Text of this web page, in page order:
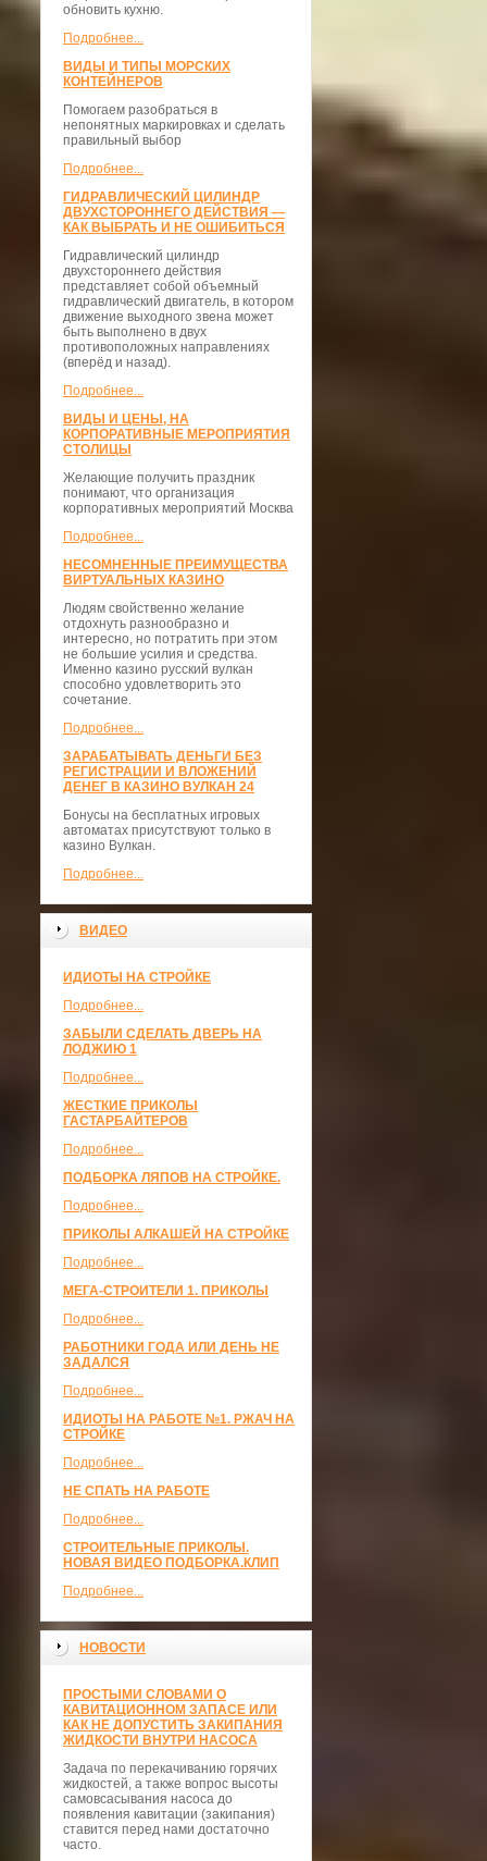
обновить кухню.
Подробнее...
ВИДЫ И ТИПЫ МОРСКИХ
КОНТЕЙНЕРОВ
Помогаем разобраться в
непонятных маркировках и сделать
правильный выбор
Подробнее...
ГИДРАВЛИЧЕСКИЙ ЦИЛИНДР
ДВУХСТОРОННЕГО ДЕЙСТВИЯ —
КАК ВЫБРАТЬ И НЕ ОШИБИТЬСЯ
Гидравлический цилиндр
двухстороннего действия
представляет собой объемный
гидравлический двигатель, в котором
движение выходного звена может
быть выполнено в двух
противоположных направлениях
(вперёд и назад).
Подробнее...
ВИДЫ И ЦЕНЫ, НА
КОРПОРАТИВНЫЕ МЕРОПРИЯТИЯ
СТОЛИЦЫ
Желающие получить праздник
понимают, что организация
корпоративных мероприятий Москва
Подробнее...
НЕСОМНЕННЫЕ ПРЕИМУЩЕСТВА
ВИРТУАЛЬНЫХ КАЗИНО
Людям свойственно желание
отдохнуть разнообразно и
интересно, но потратить при этом
не большие усилия и средства.
Именно казино русский вулкан
способно удовлетворить это
сочетание.
Подробнее...
ЗАРАБАТЫВАТЬ ДЕНЬГИ БЕЗ
РЕГИСТРАЦИИ И ВЛОЖЕНИЙ
ДЕНЕГ В КАЗИНО ВУЛКАН 24
Бонусы на бесплатных игровых
автоматах присутствуют только в
казино Вулкан.
Подробнее...
ВИДЕО
ИДИОТЫ НА СТРОЙКЕ
Подробнее...
ЗАБЫЛИ СДЕЛАТЬ ДВЕРЬ НА
ЛОДЖИЮ 1
Подробнее...
ЖЕСТКИЕ ПРИКОЛЫ
ГАСТАРБАЙТЕРОВ
Подробнее...
ПОДБОРКА ЛЯПОВ НА СТРОЙКЕ.
Подробнее...
ПРИКОЛЫ АЛКАШЕЙ НА СТРОЙКЕ
Подробнее...
МЕГА-СТРОИТЕЛИ 1. ПРИКОЛЫ
Подробнее...
РАБОТНИКИ ГОДА ИЛИ ДЕНЬ НЕ
ЗАДАЛСЯ
Подробнее...
ИДИОТЫ НА РАБОТЕ №1. РЖАЧ НА
СТРОЙКЕ
Подробнее...
НЕ СПАТЬ НА РАБОТЕ
Подробнее...
СТРОИТЕЛЬНЫЕ ПРИКОЛЫ.
НОВАЯ ВИДЕО ПОДБОРКА.КЛИП
Подробнее...
НОВОСТИ
ПРОСТЫМИ СЛОВАМИ О
КАВИТАЦИОННОМ ЗАПАСЕ ИЛИ
КАК НЕ ДОПУСТИТЬ ЗАКИПАНИЯ
ЖИДКОСТИ ВНУТРИ НАСОСА
Задача по перекачиванию горячих
жидкостей, а также вопрос высоты
самовсасывания насоса до
появления кавитации (закипания)
ставится перед нами достаточно
часто.